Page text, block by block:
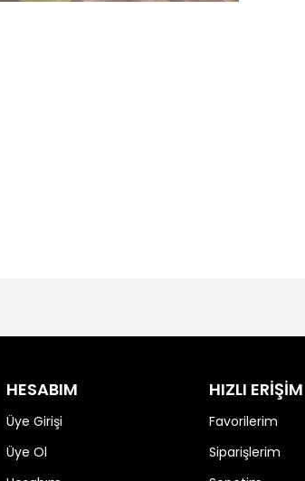
HESABIM
Üye Girişi
Üye Ol
HIZLI ERİŞİM
Favorilerim
Siparişlerim